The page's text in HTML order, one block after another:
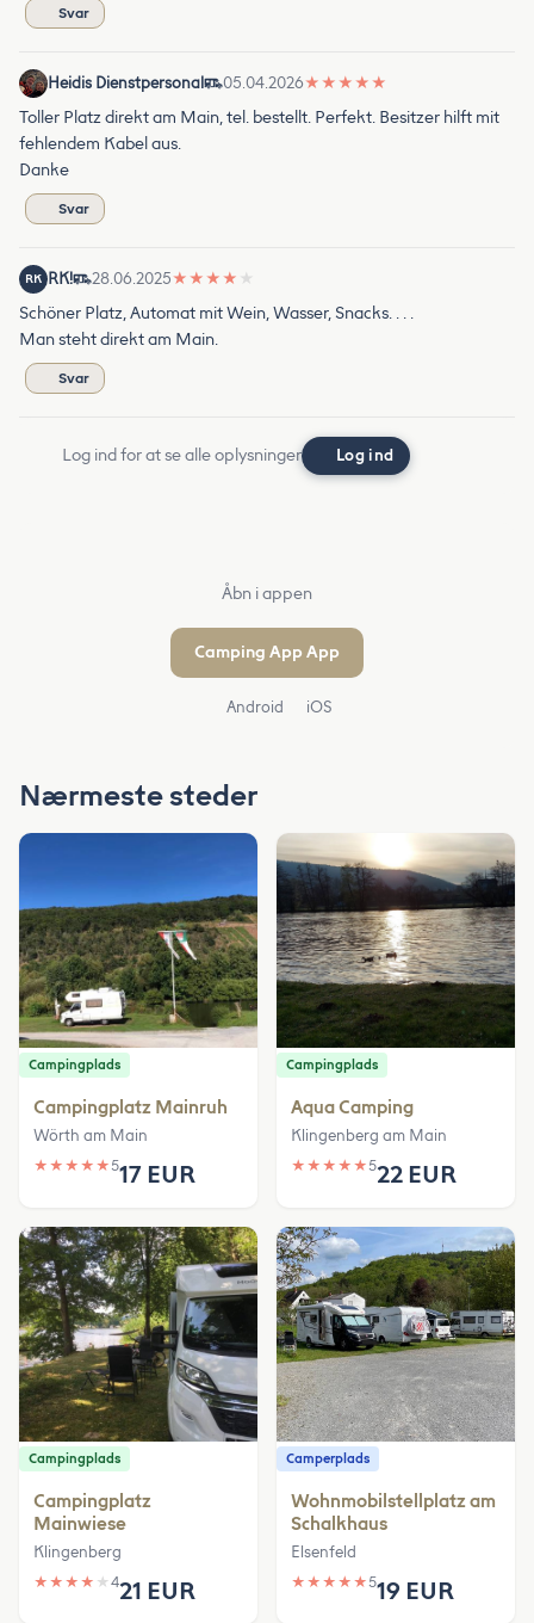
Svar
Heidis Dienstpersonal 05.04.2026★ ★ ★ ★ ★
Toller Platz direkt am Main, tel. bestellt. Perfekt. Besitzer hilft mit
fehlendem Kabel aus.
Danke
Svar
RK RK! 28.06.2025★ ★ ★ ★ ★
Schöner Platz, Automat mit Wein, Wasser, Snacks. . . .
Man steht direkt am Main.
Svar
Log ind for at se alle oplysninger Log ind
Åbn i appen
Camping App App
Android iOS
Nærmeste steder
Campingplads
Campingplatz Mainruh
Wörth am Main
★ ★ ★ ★ ★517 EUR
Campingplads
Aqua Camping
Klingenberg am Main
★ ★ ★ ★ ★522 EUR
Campingplads
Campingplatz
Mainwiese
Klingenberg
★ ★ ★ ★ ★ 421 EUR
Camperplads
Wohnmobilstellplatz am
Schalkhaus
Elsenfeld
★ ★ ★ ★ ★519 EUR